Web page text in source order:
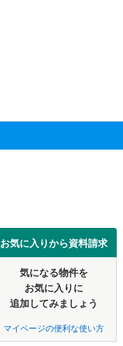
お気に入りから資料請求
気になる物件を
お気に入りに
追加してみましょう
マイページの便利な使い方